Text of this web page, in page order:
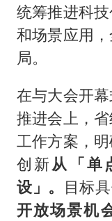
统筹推进科
和场景应用
局。
在与大会开
推进会上，
工作方案，
创新从「单
设」。
目标
开放场景机